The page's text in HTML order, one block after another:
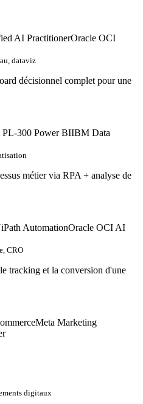
AI PractitionerOracle OCI
dataviz
décisionnel complet pour une
300 Power BIIBM Data
métier via RPA + analyse de
AutomationOracle OCI AI
CRO
tracking et la conversion d'une
Meta Marketing
digitaux